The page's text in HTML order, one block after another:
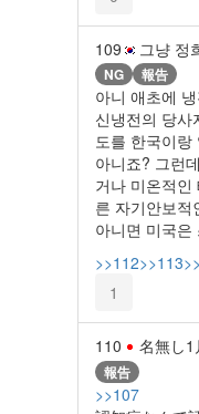
109 그냥 정
NG 報告
아니 애초에
신냉전의 당사
도를 한국이
아니죠? 그런
거나 미온적인
른 자기안보적
아니면 미국은
>>112>>113
1
110 名無し1
報告
>>107